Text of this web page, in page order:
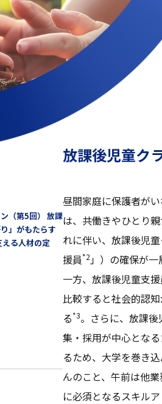
（第5回） 放課
」がもたらす
る人材の定
放課後児童ク
昼間家庭に保護者が
は、共働きやひとり
れに伴い、放課後児
援員*2」）の確保が一
一方、放課後児童支
比較すると社会的認
る*3。さらに、放課
集・採用が中心とな
るため、大学を巻き
んのこと、午前は他
に必須となるスキル